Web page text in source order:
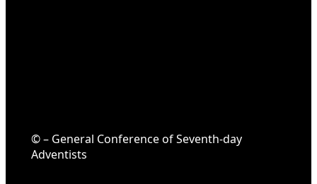
© – General Conference of Seventh-day
Adventists